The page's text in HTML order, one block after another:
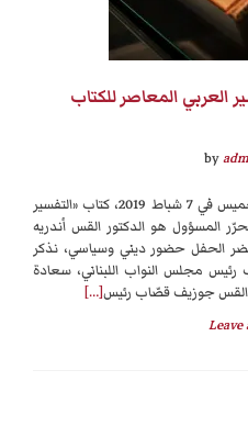
العربي المعاصر للكتاب
أطلقت دار الثقافة من بيروت، يوم الخميس في 7 شباط 2019، كتاب «التفسير
المسؤول هو الدكتور القس أندريه
الحفل حضور ديني وسياسي، نذكر
رئيس مجلس النواب اللبناني، سعادة
القس جوزيف قصّاب رئيس[…]